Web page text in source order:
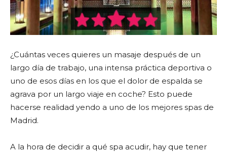
¿Cuántas veces quieres un masaje después de un
largo día de trabajo, una intensa práctica deportiva o
uno de esos días en los que el dolor de espalda se
agrava por un largo viaje en coche? Esto puede
hacerse realidad yendo a uno de los mejores spas de
Madrid.
A la hora de decidir a qué spa acudir, hay que tener